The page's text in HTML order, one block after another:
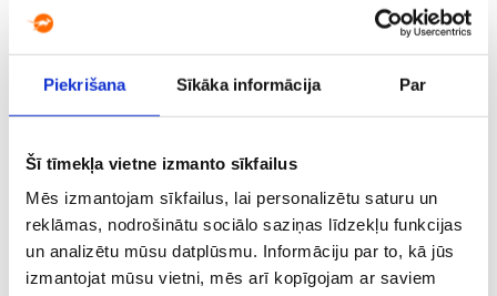
Piekrišana Sīkāka informācija Par
Šī tīmekļa vietne izmanto sīkfailus
Mēs izmantojam sīkfailus, lai personalizētu saturu un
reklāmas, nodrošinātu sociālo saziņas līdzekļu funkcijas
un analizētu mūsu datplūsmu. Informāciju par to, kā jūs
izmantojat mūsu vietni, mēs arī kopīgojam ar saviem
19 €
Piza PSA
Tiešais,Atpūta
15.09, O. no19 €
Piza PSA
Palermo PMO